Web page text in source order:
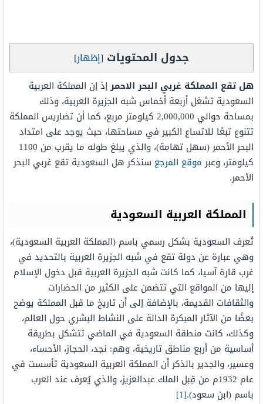
جدول المحتويات [إظهار]
هل تقع المملكة غربي البحر الاحمرإذ إن المملكة العربية
السعودية تشغل أربعة أخماس شبه الجزيرة العربية، وذلك
بمساحة حوالي 2,000,000 كيلومتر مربع، كما أن تضاريس المملكة
تتنوع تبعًا للاتساع الكبير في مساحتها، حيث يوجد على امتداد
البحر الأحمر (سهل تهامة)، والذي يبلغ طوله ما يقرب من 1100
كيلومتر، وعبرموقع المرجع سنذكر هل السعودية تقع غربي البحر
الأحمر.
المملكة العربية السعودية
تُعرف السعودية بشكل رسمي باسم (المملكة العربية السعودية)،
وهي عبارة عن دولة تقع في شبه الجزيرة العربية بالتحديد في
غرب قارة آسيا، كما كانت شبه الجزيرة العربية قبل دخول الإسلام
إليها من المواقع التي تتضمن على الكثير من الحضارات
والثقافات القديمة، بالإضافة إلى أن تاريخ ما قبل المملكة يوضح
بعضًا من الآثار المبكرة الدالة على النشاط البشري حول العالم،
وكذلك، كانت منطقة السعودية في الماضي تتشكل بطريقة
أساسية من أربع مناطق تاريخية، وهم: نجد، الحجاز، الأحساء،
وعسير، والجدير بالذكر أن المملكة العربية السعودية تأسست في
عام 1932م من قِبل الملك عبدالعزيز، والذي يُعرف عند العرب
باسم (ابن سعود).[1]